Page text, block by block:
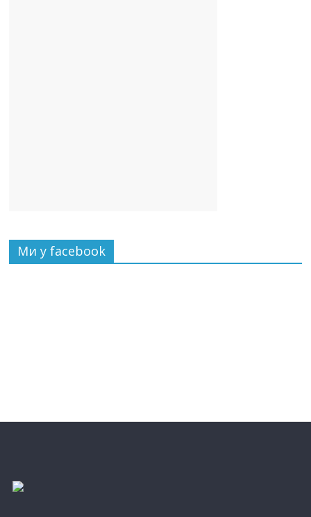
Ми у facebook